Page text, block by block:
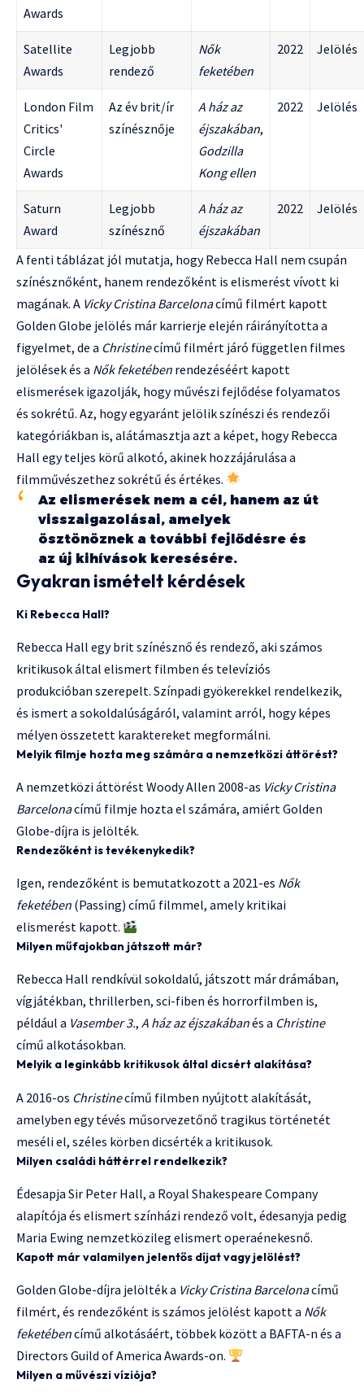
Awards
Satellite
Awards
Legjobb
rendező
Nők
feketében
2022 Jelölés
London Film
Critics'
Circle
Awards
Az év brit/ír
színésznője
A ház az
éjszakában,
Godzilla
Kong ellen
2022 Jelölés
Saturn
Award
Legjobb
színésznő
A ház az
éjszakában
2022 Jelölés
A fenti táblázat jól mutatja, hogy Rebecca Hall nem csupán
színésznőként, hanem rendezőként is elismerést vívott ki
magának. A Vicky Cristina Barcelonacímű filmért kapott
Golden Globe jelölés már karrierje elején ráirányította a
figyelmet, de a Christinecímű filmért járó független filmes
jelölések és a Nők feketében rendezéséért kapott
elismerések igazolják, hogy művészi fejlődése folyamatos
és sokrétű. Az, hogy egyaránt jelölik színészi és rendezői
kategóriákban is, alátámasztja azt a képet, hogy Rebecca
Hall egy teljes körű alkotó, akinek hozzájárulása a
filmművészethez sokrétű és értékes.
Az elismerések nem a cél, hanem az út
visszaigazolásai, amelyek
ösztönöznek a további fejlődésre és
az új kihívások keresésére.
Gyakran ismételt kérdések
Ki Rebecca Hall?
Rebecca Hall egy brit színésznő és rendező, aki számos
kritikusok által elismert filmben és televíziós
produkcióban szerepelt. Színpadi gyökerekkel rendelkezik,
és ismert a sokoldalúságáról, valamint arról, hogy képes
mélyen összetett karaktereket megformálni.
Melyik filmje hozta meg számára a nemzetközi áttörést?
A nemzetközi áttörést Woody Allen 2008-as Vicky Cristina
Barcelonacímű filmje hozta el számára, amiért Golden
Globe-díjra is jelölték.
Rendezőként is tevékenykedik?
Igen, rendezőként is bemutatkozott a 2021-es Nők
feketében (Passing) című filmmel, amely kritikai
elismerést kapott.
Milyen műfajokban játszott már?
Rebecca Hall rendkívül sokoldalú, játszott már drámában,
vígjátékban, thrillerben, sci-fiben és horrorfilmben is,
például a Vasember 3., A ház az éjszakábanés a Christine
című alkotásokban.
Melyik a leginkább kritikusok által dicsért alakítása?
A 2016-os Christinecímű filmben nyújtott alakítását,
amelyben egy tévés műsorvezetőnő tragikus történetét
meséli el, széles körben dicsérték a kritikusok.
Milyen családi háttérrel rendelkezik?
Édesapja Sir Peter Hall, a Royal Shakespeare Company
alapítója és elismert színházi rendező volt, édesanyja pedig
Maria Ewing nemzetközileg elismert operaénekesnő.
Kapott már valamilyen jelentős díjat vagy jelölést?
Golden Globe-díjra jelölték a Vicky Cristina Barcelonacímű
filmért, és rendezőként is számos jelölést kapott a Nők
feketébencímű alkotásáért, többek között a BAFTA-n és a
Directors Guild of America Awards-on.
Milyen a művészi víziója?